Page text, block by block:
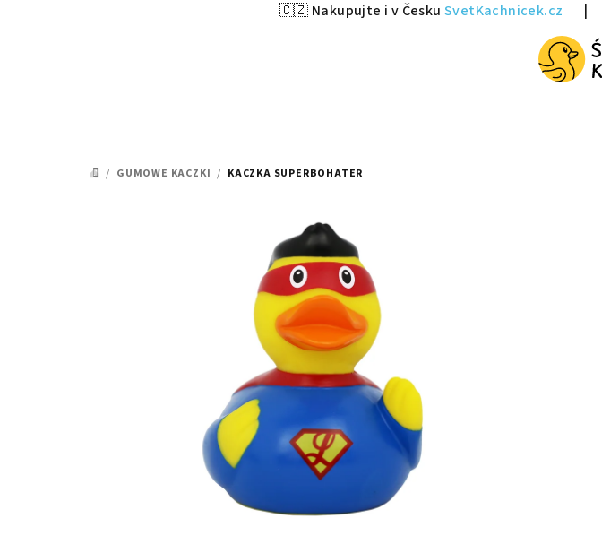
🇨🇿 Nakupujte i v Česku SvetKachnicek.cz |
HOME
/ GUMOWE KACZKI / KACZKA SUPERBOHATER